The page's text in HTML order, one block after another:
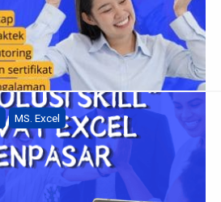
MS. Excel